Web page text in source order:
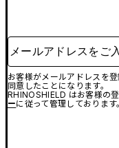
メールアドレスをご
お客様がメールアドレスを
同意したことになります。
RHINOSHIELD はお客様の
ーに従って管理しております。